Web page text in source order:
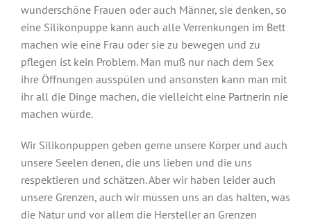
wunderschöne Frauen oder auch Männer, sie denken, so
eine Silikonpuppe kann auch alle Verrenkungen im Bett
machen wie eine Frau oder sie zu bewegen und zu
pflegen ist kein Problem. Man muß nur nach dem Sex
ihre Öffnungen ausspülen und ansonsten kann man mit
ihr all die Dinge machen, die vielleicht eine Partnerin nie
machen würde.
Wir Silikonpuppen geben gerne unsere Körper und auch
unsere Seelen denen, die uns lieben und die uns
respektieren und schätzen. Aber wir haben leider auch
unsere Grenzen, auch wir müssen uns an das halten, was
die Natur und vor allem die Hersteller an Grenzen